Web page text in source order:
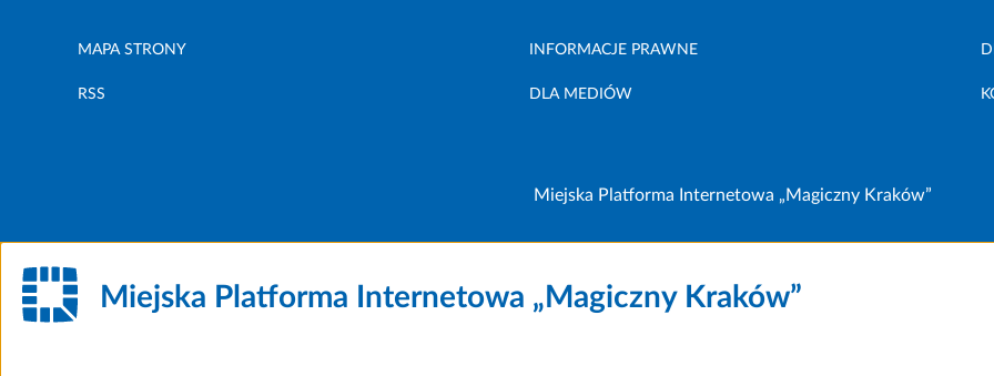
MAPA STRONY INFORMACJE PRAWNE
RSS DLA MEDIÓW
Miejska Platforma Internetowa „Magiczny Kraków”
Miejska Platforma Internetowa „Magiczny Kraków”